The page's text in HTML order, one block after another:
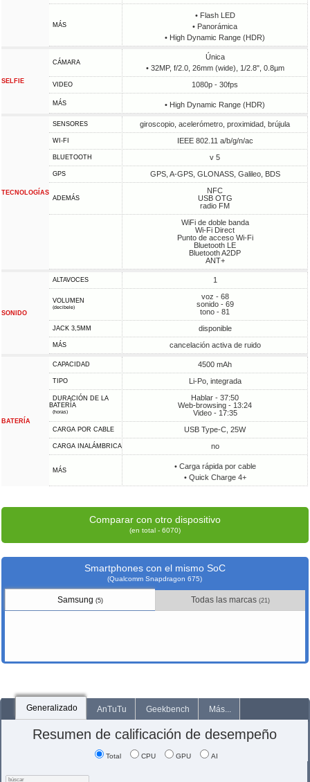
MÁS
• Flash LED
• Panorámica
• High Dynamic Range (HDR)
SELFIE
CÁMARA
Única
• 32MP, f/2.0, 26mm (wide), 1/2.8", 0.8µm
VIDEO 1080p - 30fps
MÁS • High Dynamic Range (HDR)
TECNOLOGÍAS
SENSORES giroscopio, acelerómetro, proximidad, brújula
WI-FI IEEE 802.11 a/b/g/n/ac
BLUETOOTH v 5
GPS GPS, A-GPS, GLONASS, Galileo, BDS
ADEMÁS
NFC
USB OTG
radio FM
WiFi de doble banda
Wi-Fi Direct
Punto de acceso Wi-Fi
Bluetooth LE
Bluetooth A2DP
ANT+
SONIDO
ALTAVOCES 1
VOLUMEN
(decibele)
voz - 68
sonido - 69
tono - 81
JACK 3,5MM disponible
MÁS cancelación activa de ruido
BATERÍA
CAPACIDAD 4500 mAh
TIPO Li-Po, integrada
DURACIÓN DE LA
BATERÍA
(horas)
Hablar - 37:50
Web-browsing - 13:24
Video - 17:35
CARGA POR CABLE USB Type-C, 25W
CARGA INALÁMBRICA no
MÁS
• Carga rápida por cable
• Quick Charge 4+
Comparar con otro dispositivo
(en total - 6070)
Smartphones con el mismo SoC
(Qualcomm Snapdragon 675)
Samsung (5) Todas las marcas (21)
Generalizado AnTuTu Geekbench Más...
Resumen de calificación de desempeño
Total CPU GPU AI